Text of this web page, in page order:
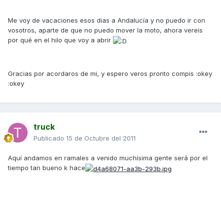
Me voy de vacaciones esos dias a Andalucía y no puedo ir con
vosotros, aparte de que no puedo mover la moto, ahora vereis
por qué en el hilo que voy a abrir
Gracias por acordaros de mi, y espero veros pronto compis :okey
:okey
truck
Publicado 15 de Octubre del 2011
Aquí andamos en ramales a venido muchísima gente será por el
tiempo tan bueno k hace